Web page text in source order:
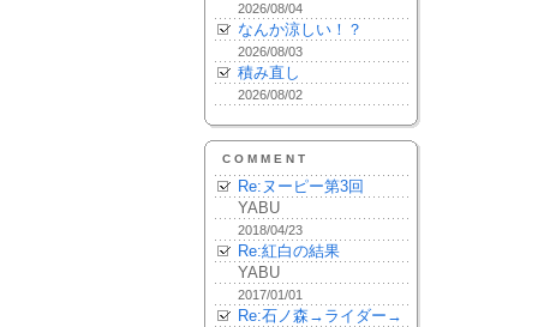
2026/08/04
なんか涼しい！？
2026/08/03
積み直し
2026/08/02
COMMENT
Re:ヌーピー第3回
YABU
2018/04/23
Re:紅白の結果
YABU
2017/01/01
Re:石ノ森→ライダー→